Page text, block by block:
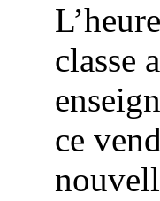
classe
ce